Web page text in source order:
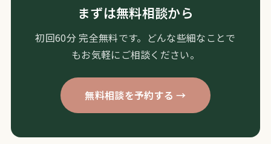
まずは無料相談から
初回60分 完全無料です。どんな些細なことで
もお気軽にご相談ください。
無料相談を予約する →